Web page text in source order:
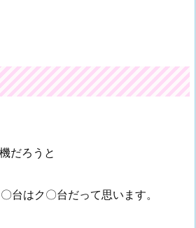
だろうと
台はク〇台だって思います。